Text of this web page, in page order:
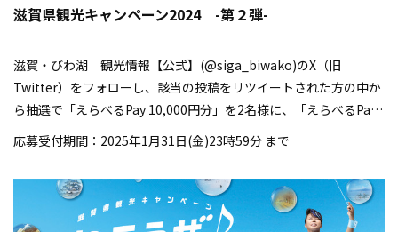
滋賀県観光キャンペーン2024 -第２弾-
滋賀・びわ湖 観光情報【公式】(@siga_biwako)のX（旧
Twitter）をフォローし、該当の投稿をリツイートされた方の中か
ら抽選で「えらべるPay 10,000円分」を2名様に、「えらべるPay
2,000円分」を40名様にプレゼント！
応募受付期間：2025年1月31日(金)23時59分 まで